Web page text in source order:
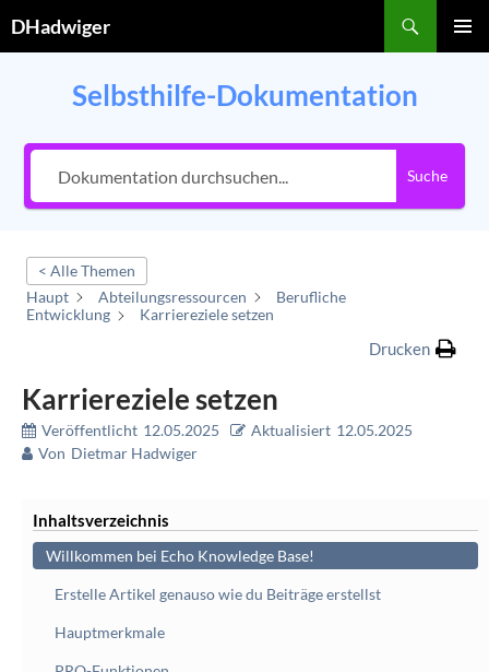
Inhalt
DHadwiger
Selbsthilfe-Dokumentation
Suche
< Alle Themen
Haupt
Abteilungsressourcen
Berufliche
Entwicklung
Karriereziele setzen
Drucken
Karriereziele setzen
Veröffentlicht 12.05.2025 Aktualisiert 12.05.2025
Von Dietmar Hadwiger
Inhaltsverzeichnis
Willkommen bei Echo Knowledge Base!
Erstelle Artikel genauso wie du Beiträge erstellst
Hauptmerkmale